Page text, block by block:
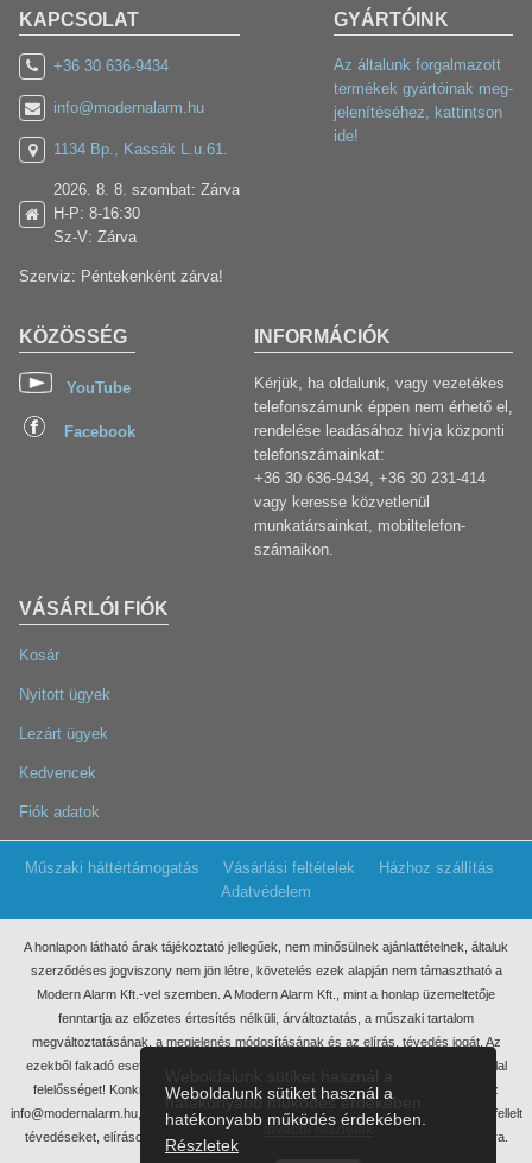
KAPCSOLAT
+36 30 636-9434
info@modernalarm.hu
1134 Bp., Kassák L.u.61.
2026. 8. 8. szombat: Zárva
H-P: 8-16:30
Sz-V: Zárva
Szerviz: Péntekenként zárva!
VÁSÁRLÓI FIÓK
Kosár
Nyitott ügyek
Lezárt ügyek
Kedvencek
Fiók adatok
KÖZÖSSÉG
YouTube
Facebook
INFORMÁCIÓK
Kérjük, ha oldalunk, vagy vezetékes
telefonszámunk éppen nem érhető el,
rendelése leadásához hívja központi
telefonszámainkat:
+36 30 636-9434, +36 30 231-414
vagy keresse közvetlenül
munkatársainkat, mobiltelefon-
számaikon.
GYÁRTÓINK
Az általunk forgalmazott
termékek gyártóinak meg-
jelenítéséhez, kattintson
ide!
Műszaki háttértámogatás Vásárlási feltételek
Házhoz szállítás
Adatvédelem
A honlapon látható árak tájékoztató jellegűek, nem minősülnek ajánlattételnek, általuk
szerződéses jogviszony nem jön létre, követelés ezek alapján nem támasztható a
Modern Alarm Kft.-vel szemben. A Modern Alarm Kft., mint a honlap üzemeltetője
fenntartja az előzetes értesítés nélküli, árváltoztatás, a műszaki tartalom
megváltoztatásának, a megjelenés módosításának és az elírás, tévedés jogát. Az
ezekből fakadó esetleges elmaradt haszonért, anyagi, vagy egyéb kárért nem vállal
felelősséget! Konkrét ajánlatkérés miatt kérjük, keressen meg minket írásban, az
info@modernalarm.hu, vagy a rendeles@modernalarm.hu e-mail címen. A honlapon fellelt
tévedéseket, elírásokat az info@modernalarm.hu e-mail címen jelezheti számunkra.
hatékonyabb működés érdekében
további részletek
Weboldalunk sütiket használ a
hatékonyabb működés érdekében.
Részletek